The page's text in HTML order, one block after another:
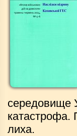
середовище
катастрофа.
лиха.